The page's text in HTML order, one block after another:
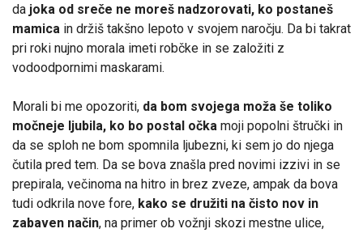
da joka od sreče ne moreš nadzorovati, ko postaneš
mamica in držiš takšno lepoto v svojem naročju. Da bi takrat
pri roki nujno morala imeti robčke in se založiti z
vodoodpornimi maskarami.
Morali bi me opozoriti, da bom svojega moža še toliko
močneje ljubila, ko bo postal očka moji popolni štručki in
da se sploh ne bom spomnila ljubezni, ki sem jo do njega
čutila pred tem. Da se bova znašla pred novimi izzivi in se
prepirala, večinoma na hitro in brez zveze, ampak da bova
tudi odkrila nove fore, kako se družiti na čisto nov in
zabaven način, na primer ob vožnji skozi mestne ulice,